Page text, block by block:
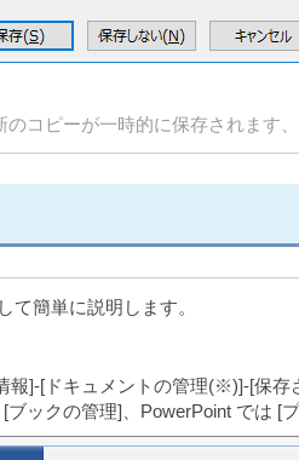
のコピーが一時的に保存されます
て簡単に説明します。
報]-[ドキュメントの管理(※)]-[保存
ックの管理]、PowerPoint では [